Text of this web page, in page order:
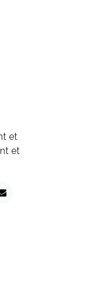
et
et